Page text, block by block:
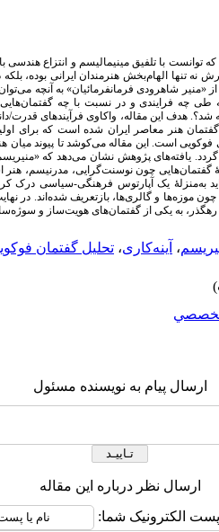
توانست با تلفیق مینیمالیسم و انتزاع
نه تنها الهام‌بخش هنرمندان ایرانی بوده،
«منیر شاهرودی فرمانفرمائیان» به آنچه
چه فرایندی و در نسبت با چه گفتمان‌هایی
شد؟. هدف این مقاله، واکاوی فرآیندهای
هنر معاصر ایران شده است که برای
است. این مقاله می‌کوشد تا پیوند میان
یافته‌های پژوهش نشان می‌دهد که
گفتمان‌هایی چون نوسنت‌گرایی، مدرنیسم،
به‌منزلۀ یک آپارتوس فرهنگی-سیاسی درک
موزه‌ها و گالری‌ها، بازتعریف شده‌اند. در
به یکی از گفتمان‌های هویت‌ساز و
، آینه‌کاری، تحلیل گفتمان
ارسال پیام به نویسنده مسئول
ارسال نظر درباره این مقاله
پست الکترونیک شما: